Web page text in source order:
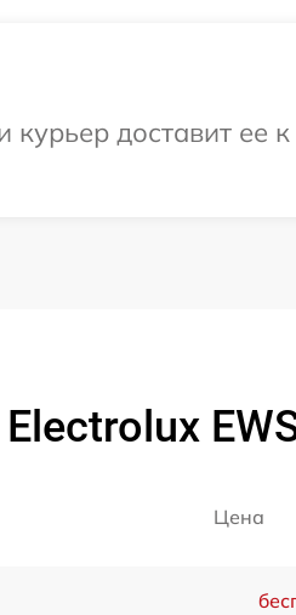
доставит ее
Цена